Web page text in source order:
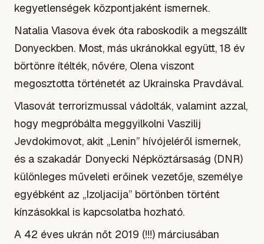
kegyetlenségek központjaként ismernek.
Natalia Vlasova évek óta raboskodik a megszállt
Donyeckben. Most, más ukránokkal együtt, 18 év
börtönre ítélték, nővére, Olena viszont
megosztotta történetét az Ukrainska Pravdával.
Vlasovát terrorizmussal vádolták, valamint azzal,
hogy megpróbálta meggyilkolni Vaszilij
Jevdokimovot, akit „Lenin” hívójeléről ismernek,
és a szakadár Donyecki Népköztársaság (DNR)
különleges műveleti erőinek vezetője, személye
egyébként az „Izoljacija” börtönben történt
kínzásokkal is kapcsolatba hozható.
A 42 éves ukrán nőt 2019 (!!!) márciusában